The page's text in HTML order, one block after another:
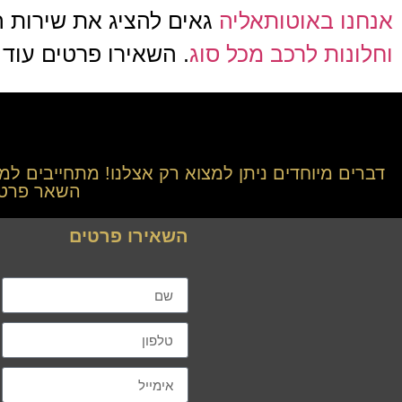
אנחנו באוטותאליה גאים להציג את שירות
וחלונות לרכב מכל סוג. השאירו פרטים
דברים מיוחדים ניתן למצוא רק אצלנו! מתחייבים
השאר
השאירו פרטים